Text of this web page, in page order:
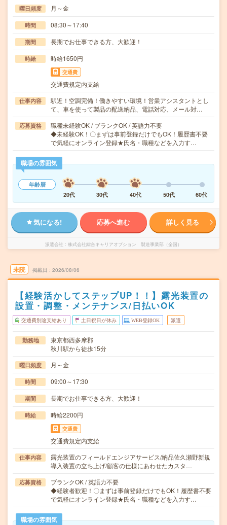
曜日頻度 月～金
時間 08:30～17:40
期間 長期でお仕事できる方、大歓迎！
時給 時給1650円
交通費
交通費規定内支給
仕事内容
駅近！空調完備！働きやすい環境！営業アシスタントとし
て、車を使って製品の配送納品、電話対応、メール対…
応募資格
職種未経験OK / ブランクOK / 英語力不要
◆未経験OK！〇まずは事前登録だけでもOK！履歴書不要
で気軽にオンライン登録★氏名・職種などを入力す…
職場の雰囲気
年齢層
20代
30代 40代 50代 60代
気になる! 応募へ進む 詳しく見る
派遣会社 株式会社綜合キャリアオプション 製造事業部（全国）
未読 掲載日 2026/08/06
【経験活かしてステップUP！！】露光装置の
設置・調整・メンテナンス/日払いOK
交通費別途支給あり 土日祝日が休み WEB登録OK 派遣
勤務地
東京都西多摩郡
秋川駅から徒歩15分
曜日頻度 月～金
時間 09:00～17:30
期間 長期でお仕事できる方、大歓迎！
時給 時給2200円
交通費
交通費規定内支給
仕事内容
露光装置のフィールドエンジアサービス/納品佐久瀬野新規
導入装置の立ち上げ/顧客の仕様にあわせたカスタ…
応募資格
ブランクOK / 英語力不要
◆経験者歓迎！〇まずは事前登録だけでもOK！履歴書不要
で気軽にオンライン登録★氏名・職種などを入力す…
職場の雰囲気